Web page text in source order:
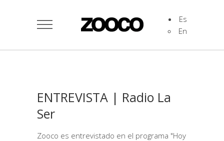
Es
En
ENTREVISTA | Radio La
Ser
Zooco es entrevistado en el programa "Hoy